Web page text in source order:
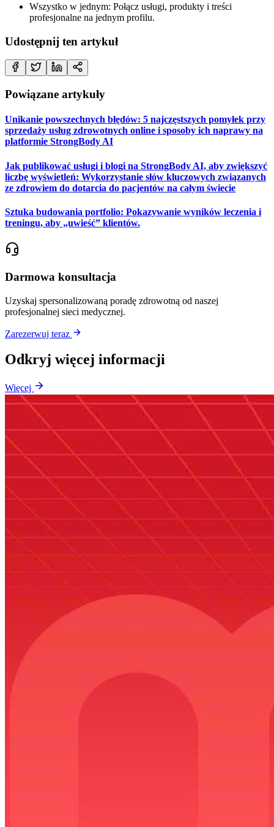
Wszystko w jednym: Połącz usługi, produkty i treści
profesjonalne na jednym profilu.
Udostępnij ten artykuł
Powiązane artykuły
Unikanie powszechnych błędów: 5 najczęstszych pomyłek przy
sprzedaży usług zdrowotnych online i sposoby ich naprawy na
platformie StrongBody AI
Jak publikować usługi i blogi na StrongBody AI, aby zwiększyć
liczbę wyświetleń: Wykorzystanie słów kluczowych związanych
ze zdrowiem do dotarcia do pacjentów na całym świecie
Sztuka budowania portfolio: Pokazywanie wyników leczenia i
treningu, aby „uwieść” klientów.
Darmowa konsultacja
Uzyskaj spersonalizowaną poradę zdrowotną od naszej
profesjonalnej sieci medycznej.
Zarezerwuj teraz
Odkryj więcej informacji
Więcej